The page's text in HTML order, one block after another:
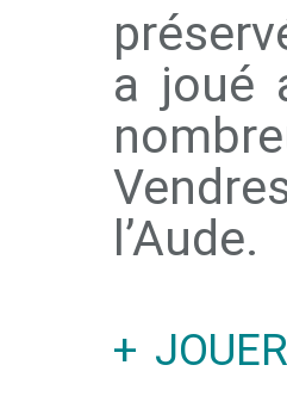
a joué
l’Aude.